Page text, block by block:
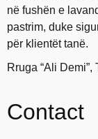
në fushën e
pastrim, duke
për klientët tanë.
Rruga “Ali Demi”,
Contact